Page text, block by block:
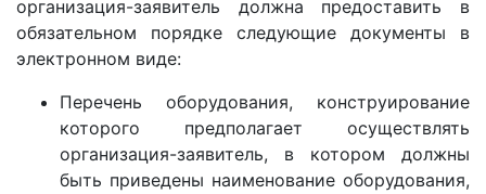
организация-заявитель должна предоставить в
обязательном порядке следующие документы в
электронном виде:
Перечень оборудования, конструирование
которого предполагает осуществлять
организация-заявитель, в котором должны
быть приведены наименование оборудования,